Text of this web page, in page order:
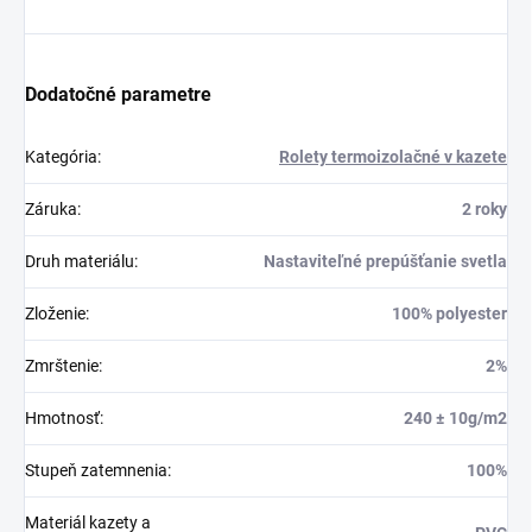
Dodatočné parametre
Kategória: Rolety termoizolačné v kazete
Záruka: 2 roky
Druh materiálu: Nastaviteľné prepúšťanie svetla
Zloženie: 100% polyester
Zmrštenie: 2%
Hmotnosť: 240 ± 10g/m2
Stupeň zatemnenia: 100%
Materiál kazety a